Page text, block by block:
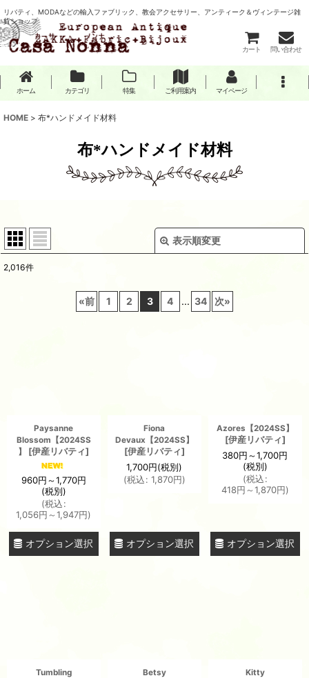
リバティ、MODAなどの輸入ファブリック、教会アクセサリー、アンティーク＆ヴィンテージ雑
貨ショップ
カート 問い合わせ
ホーム カテゴリ 特集 ご利用案内 マイページ
HOME > 布*ハンドメイド材料
布*ハンドメイド材料
表示順変更
2,016件
«前 1 2 3 4 ... 34 次»
Paysanne
Blossom【2024SS
】
[伊産リバティ]
960円～1,770円
(税別)
(税込:
1,056円 ～1,947円)
オプション選択
Fiona
Devaux【2024SS】
[伊産リバティ]
1,700円(税別)
(税込: 1,870円)
オプション選択
Azores【2024SS】
[伊産リバティ]
380円～1,700円
(税別)
(税込:
418円 ～1,870円)
オプション選択
Tumbling
Betsy
Kitty